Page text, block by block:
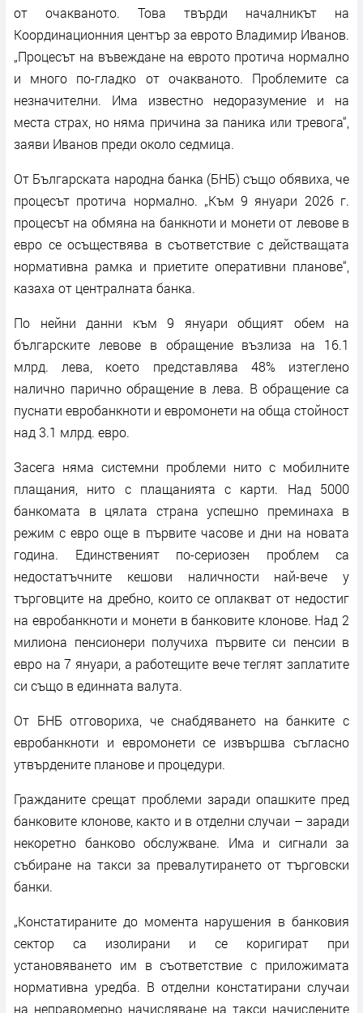
от очакваното. Това твърди началникът на
Координационния център за еврото Владимир Иванов.
„Процесът на въвеждане на еврото протича нормално
и много по-гладко от очакваното. Проблемите са
незначителни. Има известно недоразумение и на
места страх, но няма причина за паника или тревога“,
заяви Иванов преди около седмица.
От Българската народна банка (БНБ) също обявиха, че
процесът протича нормално. „Към 9 януари 2026 г.
процесът на обмяна на банкноти и монети от левове в
евро се осъществява в съответствие с действащата
нормативна рамка и приетите оперативни планове“,
казаха от централната банка.
По нейни данни към 9 януари общият обем на
българските левове в обращение възлиза на 16.1
млрд. лева, което представлява 48% изтеглено
налично парично обращение в лева. В обращение са
пуснати евробанкноти и евромонети на обща стойност
над 3.1 млрд. евро.
Засега няма системни проблеми нито с мобилните
плащания, нито с плащанията с карти. Над 5000
банкомата в цялата страна успешно преминаха в
режим с евро още в първите часове и дни на новата
година. Единственият по-сериозен проблем са
недостатъчните кешови наличности най-вече у
търговците на дребно, които се оплакват от недостиг
на евробанкноти и монети в банковите клонове. Над 2
милиона пенсионери получиха първите си пенсии в
евро на 7 януари, а работещите вече теглят заплатите
си също в единната валута.
От БНБ отговориха, че снабдяването на банките с
евробанкноти и евромонети се извършва съгласно
утвърдените планове и процедури.
Гражданите срещат проблеми заради опашките пред
банковите клонове, както и в отделни случаи – заради
некоретно банково обслужване. Има и сигнали за
събиране на такси за превалутирането от търговски
банки.
„Констатираните до момента нарушения в банковия
сектор са изолирани и се коригират при
установяването им в съответствие с приложимата
нормативна уредба. В отделни констатирани случаи
на неправомерно начисляване на такси начислените